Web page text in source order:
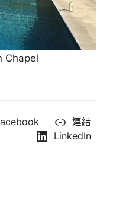
Chapel
連結
LinkedIn